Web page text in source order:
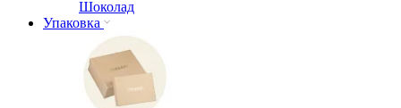
Шоколад
Упаковка